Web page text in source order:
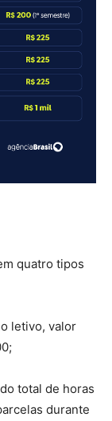
quatro tipos
letivo, valor
total de horas
durante